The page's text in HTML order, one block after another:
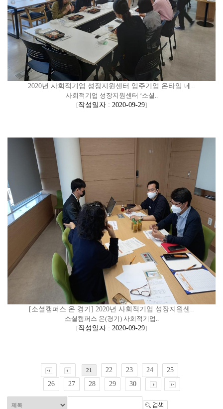
2020년 사회적기업 성장지원센터 입주기업 온타임 네..
사회적기업 성장지원센터 ‘소셜..
[작성일자 : 2020-09-29]
[소셜캠퍼스 온 경기] 2020년 사회적기업 성장지원센..
소셜캠퍼스 온(경기) 사회적기업..
[작성일자 : 2020-09-29]
21 22 23 24
25
26
27 28 29 30